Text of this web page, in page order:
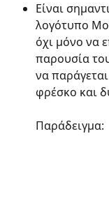
Είναι
λογότυπο
όχι μόνο να
παρουσία
να
φρέσκο και
Παράδειγμα: